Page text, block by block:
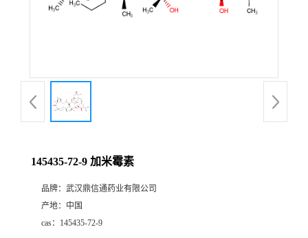
产
145435-72-9 加米霉素
品牌： 武汉鼎信通药业有限公司
产地： 中国
cas： 145435-72-9